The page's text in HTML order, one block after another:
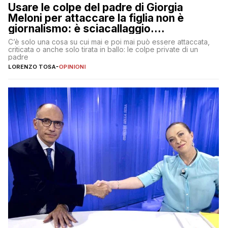
Usare le colpe del padre di Giorgia
Meloni per attaccare la figlia non è
giornalismo: è sciacallaggio.
Dimostriamo di essere diversi
C’è solo una cosa su cui mai e poi mai può essere attaccata,
criticata o anche solo tirata in ballo: le colpe private di un
padre
LORENZO TOSA-OPINIONI